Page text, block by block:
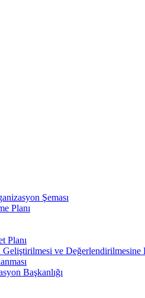
Şeması
Planı
Planı
Geliştirilmesi ve
Başkanlığı